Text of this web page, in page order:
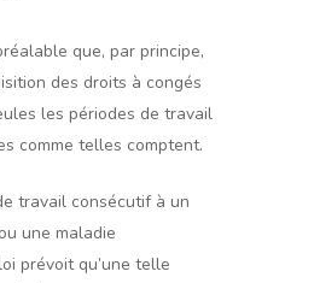
que, par principe,
des droits à congés
les périodes de travail
comme telles comptent.
travail consécutif à un
une maladie
prévoit qu’une telle